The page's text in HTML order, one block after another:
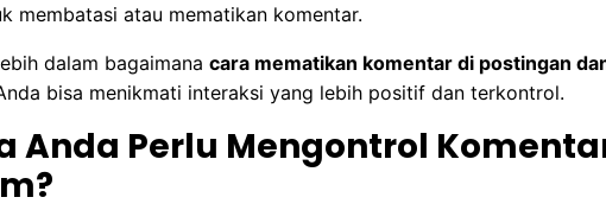
membatasi atau mematikan komentar.
dalam bagaimana cara mematikan komentar di postingan
bisa menikmati interaksi yang lebih positif dan terkontrol.
Anda Perlu Mengontrol